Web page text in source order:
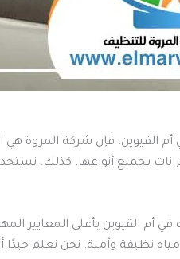
أم القيوين، فإن شركة المروة
بجميع أنواعها. كذلك،
في أم القيوين بأعلى المعايير
وآمنة. نحن نعلم جيدًا